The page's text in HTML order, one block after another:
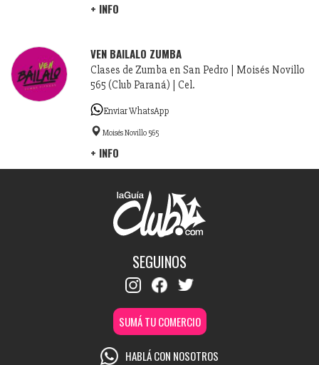
+ INFO
VEN BAILALO ZUMBA
Clases de Zumba en San Pedro | Moisés Novillo
565 (Club Paraná) | Cel.
Enviar WhatsApp
Moisés Novillo 565
+ INFO
SEGUINOS
SUMÁ TU COMERCIO
HABLÁ CON NOSOTROS